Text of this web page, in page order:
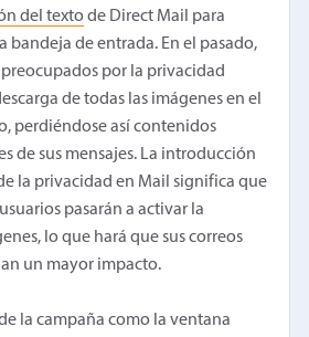
del textode Direct Mail para
bandeja de entrada. En el pasado,
por la privacidad
de todas las imágenes en el
perdiéndose así contenidos
de sus mensajes. La introducción
la privacidad en Mail significa que
pasarán a activar la
lo que hará que sus correos
un mayor impacto.
la campaña como la ventana